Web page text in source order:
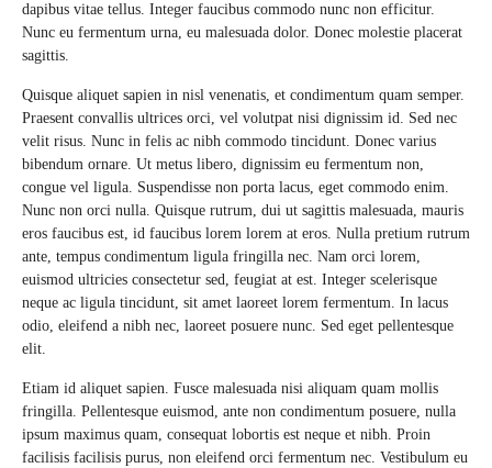
dapibus vitae tellus. Integer faucibus commodo nunc non efficitur.
Nunc eu fermentum urna, eu malesuada dolor. Donec molestie placerat
sagittis.
Quisque aliquet sapien in nisl venenatis, et condimentum quam semper.
Praesent convallis ultrices orci, vel volutpat nisi dignissim id. Sed nec
velit risus. Nunc in felis ac nibh commodo tincidunt. Donec varius
bibendum ornare. Ut metus libero, dignissim eu fermentum non,
congue vel ligula. Suspendisse non porta lacus, eget commodo enim.
Nunc non orci nulla. Quisque rutrum, dui ut sagittis malesuada, mauris
eros faucibus est, id faucibus lorem lorem at eros. Nulla pretium rutrum
ante, tempus condimentum ligula fringilla nec. Nam orci lorem,
euismod ultricies consectetur sed, feugiat at est. Integer scelerisque
neque ac ligula tincidunt, sit amet laoreet lorem fermentum. In lacus
odio, eleifend a nibh nec, laoreet posuere nunc. Sed eget pellentesque
elit.
Etiam id aliquet sapien. Fusce malesuada nisi aliquam quam mollis
fringilla. Pellentesque euismod, ante non condimentum posuere, nulla
ipsum maximus quam, consequat lobortis est neque et nibh. Proin
facilisis facilisis purus, non eleifend orci fermentum nec. Vestibulum eu